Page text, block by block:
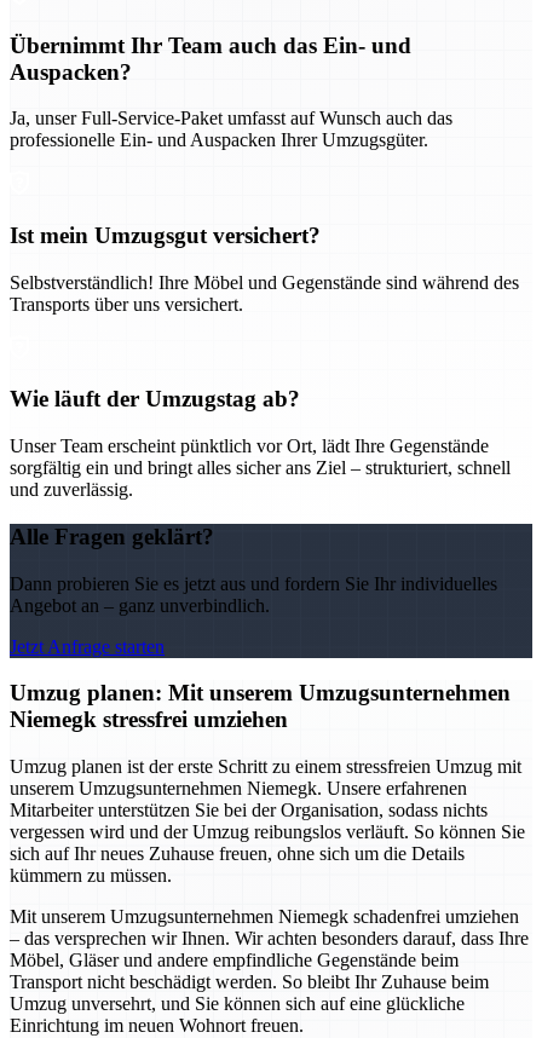
Übernimmt Ihr Team auch das Ein- und
Auspacken?
Ja, unser Full-Service-Paket umfasst auf Wunsch auch das
professionelle Ein- und Auspacken Ihrer Umzugsgüter.
Ist mein Umzugsgut versichert?
Selbstverständlich! Ihre Möbel und Gegenstände sind während des
Transports über uns versichert.
Wie läuft der Umzugstag ab?
Unser Team erscheint pünktlich vor Ort, lädt Ihre Gegenstände
sorgfältig ein und bringt alles sicher ans Ziel – strukturiert, schnell
und zuverlässig.
Alle Fragen geklärt?
Dann probieren Sie es jetzt aus und fordern Sie Ihr individuelles
Angebot an – ganz unverbindlich.
Jetzt Anfrage starten
Umzug planen: Mit unserem Umzugsunternehmen
Niemegk stressfrei umziehen
Umzug planen ist der erste Schritt zu einem stressfreien Umzug mit
unserem Umzugsunternehmen Niemegk. Unsere erfahrenen
Mitarbeiter unterstützen Sie bei der Organisation, sodass nichts
vergessen wird und der Umzug reibungslos verläuft. So können Sie
sich auf Ihr neues Zuhause freuen, ohne sich um die Details
kümmern zu müssen.
Mit unserem Umzugsunternehmen Niemegk schadenfrei umziehen
– das versprechen wir Ihnen. Wir achten besonders darauf, dass Ihre
Möbel, Gläser und andere empfindliche Gegenstände beim
Transport nicht beschädigt werden. So bleibt Ihr Zuhause beim
Umzug unversehrt, und Sie können sich auf eine glückliche
Einrichtung im neuen Wohnort freuen.